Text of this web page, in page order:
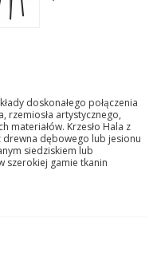
doskonałego połączenia
rzemiosła artystycznego,
materiałów. Krzesło Hala z
drewna dębowego lub jesionu
siedziskiem lub
szerokiej gamie tkanin